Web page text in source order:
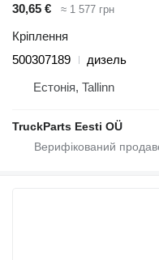
30,65 € ≈ 1 577 грн
Кріплення
500307189
дизель
Естонія, Tallinn
TruckParts Eesti OÜ